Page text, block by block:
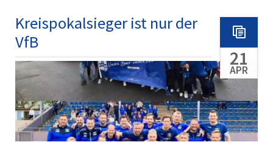
Kreispokalsieger ist nur der
VfB
21
APR